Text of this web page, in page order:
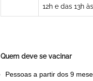
12h e das 13h
Quem deve se vacinar
Pessoas a partir dos 9